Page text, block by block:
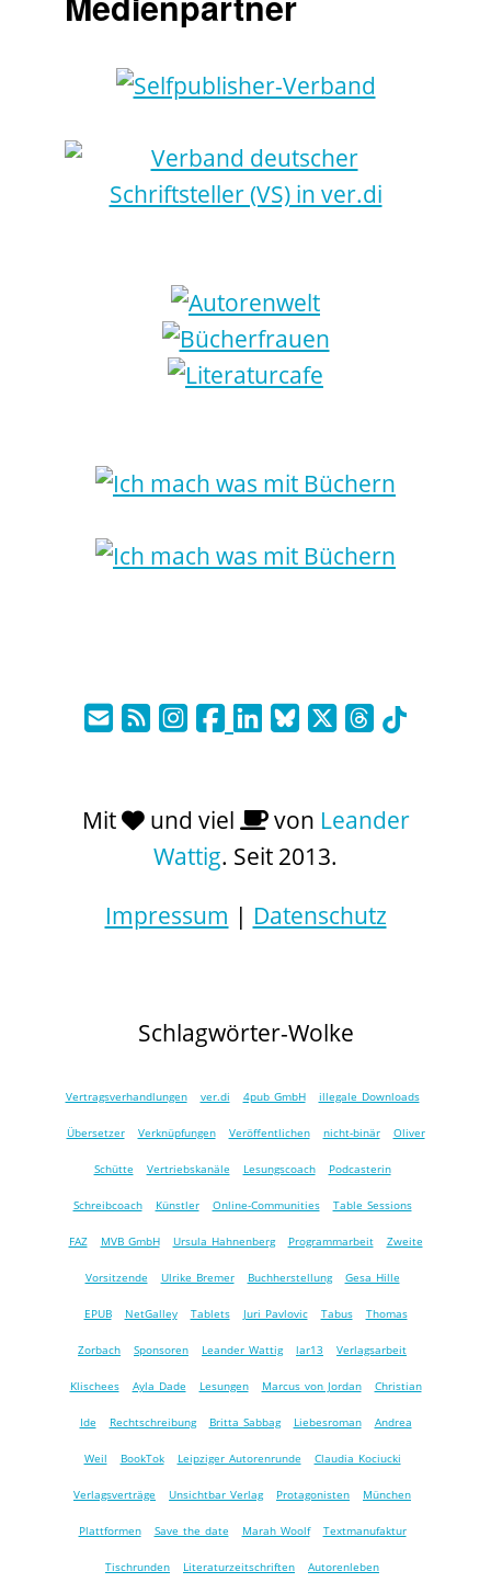
Mit und viel von Leander
Wattig. Seit 2013.
Impressum | Datenschutz
Schlagwörter-Wolke
Vertragsverhandlungen ver.di 4pub GmbH illegale Downloads
Übersetzer Verknüpfungen Veröffentlichen nicht-binär Oliver
Schütte Vertriebskanäle Lesungscoach Podcasterin
Schreibcoach Künstler Online-Communities Table Sessions
FAZ MVB GmbH Ursula Hahnenberg Programmarbeit Zweite
Vorsitzende Ulrike Bremer Buchherstellung Gesa Hille
EPUB NetGalley Tablets Juri Pavlovic Tabus Thomas
Zorbach Sponsoren Leander Wattig lar13 Verlagsarbeit
Klischees Ayla Dade Lesungen Marcus von Jordan Christian
Ide Rechtschreibung Britta Sabbag Liebesroman Andrea
Weil BookTok Leipziger Autorenrunde Claudia Kociucki
Verlagsverträge Unsichtbar Verlag Protagonisten München
Plattformen Save the date Marah Woolf Textmanufaktur
Tischrunden Literaturzeitschriften Autorenleben